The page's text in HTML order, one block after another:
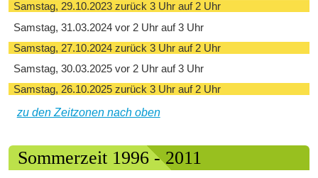
Samstag, 29.10.2023 zurück 3 Uhr auf 2 Uhr
Samstag, 31.03.2024 vor 2 Uhr auf 3 Uhr
Samstag, 27.10.2024 zurück 3 Uhr auf 2 Uhr
Samstag, 30.03.2025 vor 2 Uhr auf 3 Uhr
Samstag, 26.10.2025 zurück 3 Uhr auf 2 Uhr
zu den Zeitzonen nach oben
Sommerzeit 1996 - 2011